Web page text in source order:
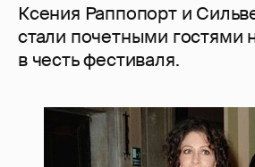
Ксения Раппопорт и
стали почетными гостями
в честь фестиваля.